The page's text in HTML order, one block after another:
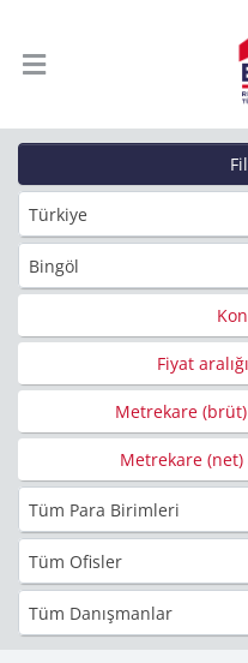
Türkiye
Bingöl
Fiyat
Metrekare
Metrekare (net)
Tüm Para Birimleri
Tüm Ofisler
Tüm Danışmanlar